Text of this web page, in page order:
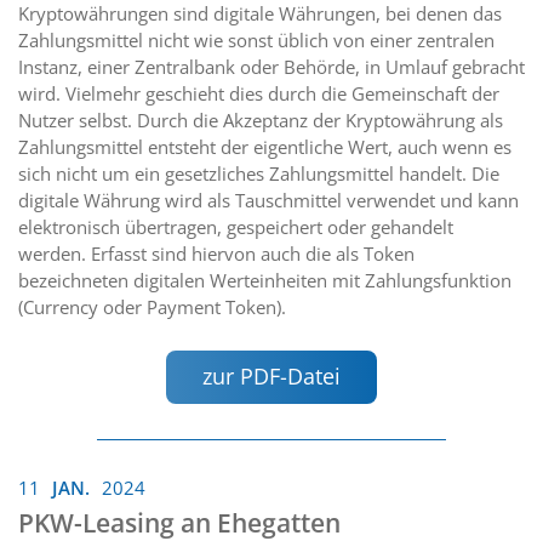
Kryptowährungen sind digitale Währungen, bei denen das
Zahlungsmittel nicht wie sonst üblich von einer zentralen
Instanz, einer Zentralbank oder Behörde, in Umlauf gebracht
wird. Vielmehr geschieht dies durch die Gemeinschaft der
Nutzer selbst. Durch die Akzeptanz der Kryptowährung als
Zahlungsmittel entsteht der eigentliche Wert, auch wenn es
sich nicht um ein gesetzliches Zahlungsmittel handelt. Die
digitale Währung wird als Tauschmittel verwendet und kann
elektronisch übertragen, gespeichert oder gehandelt
werden. Erfasst sind hiervon auch die als Token
bezeichneten digitalen Werteinheiten mit Zahlungsfunktion
(Currency oder Payment Token).
zur PDF-Datei
11 JAN. 2024
PKW-Leasing an Ehegatten